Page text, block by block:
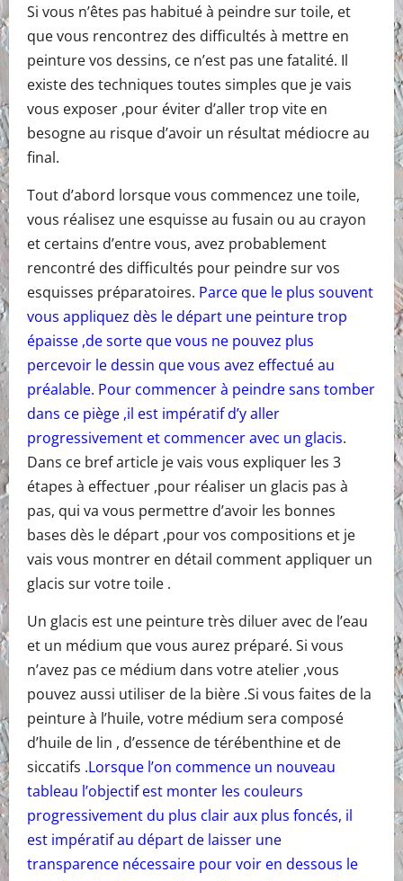
Si vous n’êtes pas habitué à peindre sur toile, et
que vous rencontrez des difficultés à mettre en
peinture vos dessins, ce n’est pas une fatalité. Il
existe des techniques toutes simples que je vais
vous exposer ,pour éviter d’aller trop vite en
besogne au risque d’avoir un résultat médiocre au
final.
Tout d’abord lorsque vous commencez une toile,
vous réalisez une esquisse au fusain ou au crayon
et certains d’entre vous, avez probablement
rencontré des difficultés pour peindre sur vos
esquisses préparatoires. Parce que le plus souvent
vous appliquez dès le départ une peinture trop
épaisse ,de sorte que vous ne pouvez plus
percevoir le dessin que vous avez effectué au
préalable. Pour commencer à peindre sans tomber
dans ce piège ,il est impératif d’y aller
progressivement et commencer avec un glacis.
Dans ce bref article je vais vous expliquer les 3
étapes à effectuer ,pour réaliser un glacis pas à
pas, qui va vous permettre d’avoir les bonnes
bases dès le départ ,pour vos compositions et je
vais vous montrer en détail comment appliquer un
glacis sur votre toile .
Un glacis est une peinture très diluer avec de l’eau
et un médium que vous aurez préparé. Si vous
n’avez pas ce médium dans votre atelier ,vous
pouvez aussi utiliser de la bière .Si vous faites de la
peinture à l’huile, votre médium sera composé
d’huile de lin , d’essence de térébenthine et de
siccatifs .Lorsque l’on commence un nouveau
tableau l’objectif est monter les couleurs
progressivement du plus clair aux plus foncés, il
est impératif au départ de laisser une
transparence nécessaire pour voir en dessous le